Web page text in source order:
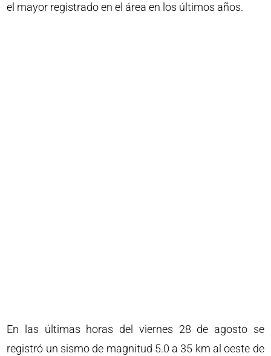
el mayor registrado en el área en los últimos años.
En las últimas horas del viernes 28 de agosto se
registró un sismo de magnitud 5.0 a 35 km al oeste de